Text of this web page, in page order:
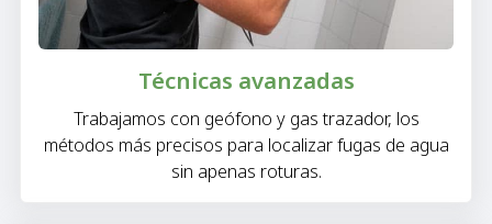
Técnicas avanzadas
Trabajamos con geófono y gas trazador, los
métodos más precisos para localizar fugas de agua
sin apenas roturas.